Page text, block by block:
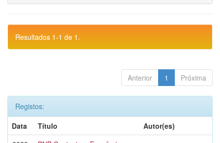
Resultados 1-1 de 1.
Anterior 1 Próxima
Registos:
Data
Título
Autor(es)